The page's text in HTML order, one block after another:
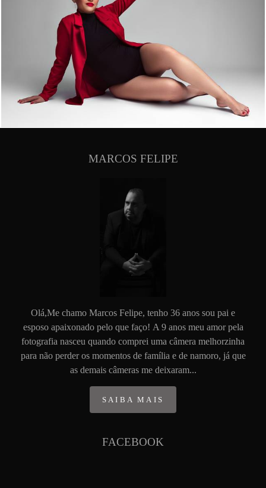
MARCOS FELIPE
Olá,Me chamo Marcos Felipe, tenho 36 anos sou pai e
esposo apaixonado pelo que faço! A 9 anos meu amor pela
fotografia nasceu quando comprei uma câmera melhorzinha
para não perder os momentos de família e de namoro, já que
as demais câmeras me deixaram...
SAIBA MAIS
FACEBOOK